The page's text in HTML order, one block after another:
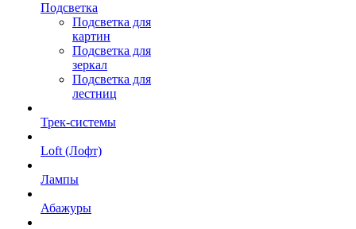
Подсветка
Подсветка для
картин
Подсветка для
зеркал
Подсветка для
лестниц
Трек-системы
Loft (Лофт)
Лампы
Абажуры